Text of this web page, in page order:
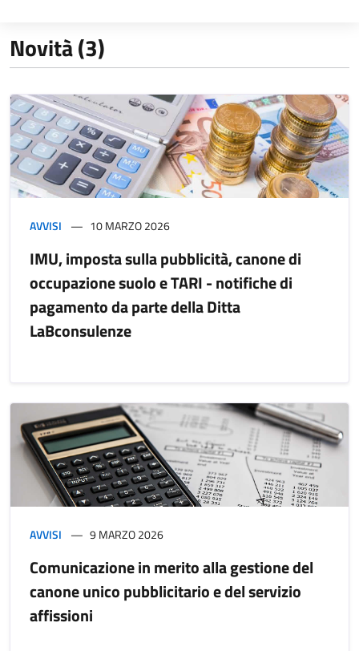
Novità (3)
AVVISI 10 MARZO 2026
IMU, imposta sulla pubblicità, canone di
occupazione suolo e TARI - notifiche di
pagamento da parte della Ditta
LaBconsulenze
AVVISI 9 MARZO 2026
Comunicazione in merito alla gestione del
canone unico pubblicitario e del servizio
affissioni